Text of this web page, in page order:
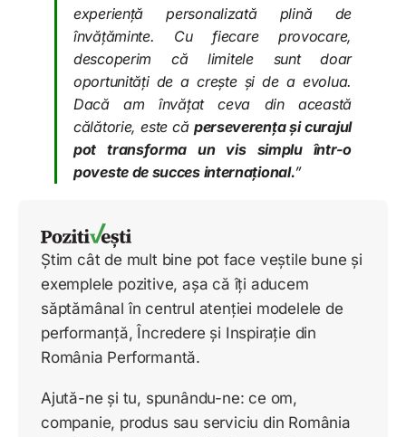
experiență personalizată plină de
învățăminte. Cu fiecare provocare,
descoperim că limitele sunt doar
oportunități de a crește și de a evolua.
Dacă am învățat ceva din această
călătorie, este că perseverența și curajul
pot transforma un vis simplu într-o
poveste de succes internațional.”
Știm cât de mult bine pot face veștile bune și
exemplele pozitive, așa că îți aducem
săptămânal în centrul atenției modelele de
performanță, Încredere și Inspirație din
România Performantă.
Ajută-ne și tu, spunându-ne: ce om,
companie, produs sau serviciu din România